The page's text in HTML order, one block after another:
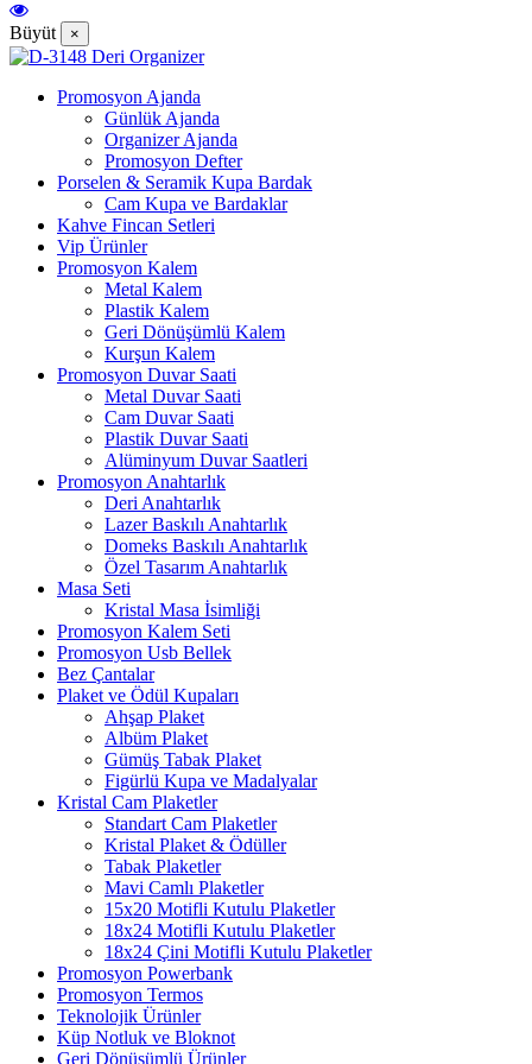
Büyüt ×
Promosyon Ajanda
Günlük Ajanda
Organizer Ajanda
Promosyon Defter
Porselen & Seramik Kupa Bardak
Cam Kupa ve Bardaklar
Kahve Fincan Setleri
Vip Ürünler
Promosyon Kalem
Metal Kalem
Plastik Kalem
Geri Dönüşümlü Kalem
Kurşun Kalem
Promosyon Duvar Saati
Metal Duvar Saati
Cam Duvar Saati
Plastik Duvar Saati
Alüminyum Duvar Saatleri
Promosyon Anahtarlık
Deri Anahtarlık
Lazer Baskılı Anahtarlık
Domeks Baskılı Anahtarlık
Özel Tasarım Anahtarlık
Masa Seti
Kristal Masa İsimliği
Promosyon Kalem Seti
Promosyon Usb Bellek
Bez Çantalar
Plaket ve Ödül Kupaları
Ahşap Plaket
Albüm Plaket
Gümüş Tabak Plaket
Figürlü Kupa ve Madalyalar
Kristal Cam Plaketler
Standart Cam Plaketler
Kristal Plaket & Ödüller
Tabak Plaketler
Mavi Camlı Plaketler
15x20 Motifli Kutulu Plaketler
18x24 Motifli Kutulu Plaketler
18x24 Çini Motifli Kutulu Plaketler
Promosyon Powerbank
Promosyon Termos
Teknolojik Ürünler
Küp Notluk ve Bloknot
Geri Dönüşümlü Ürünler